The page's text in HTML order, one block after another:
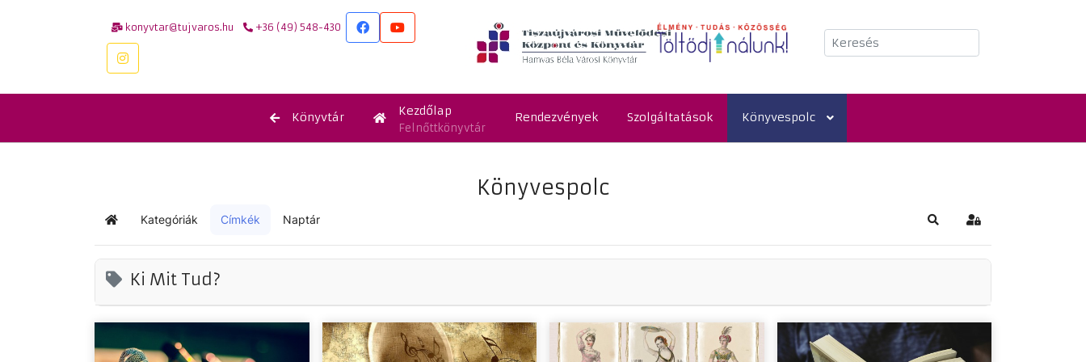
konyvtar@tujvaros.hu +36 (49) 548-430
Keresés
Könyvtár Kezdőlap
Felnőttkönyvtár
Rendezvények Szolgáltatások Könyvespolc
Könyvespolc
KezdőlapKategóriák Címkék Naptár KeresésBejelentkezés
Ki Mit Tud?